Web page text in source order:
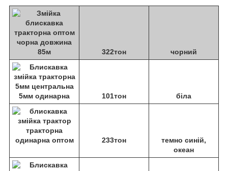
322тон чорний
101тон біла
233тон
темно синій,
океан